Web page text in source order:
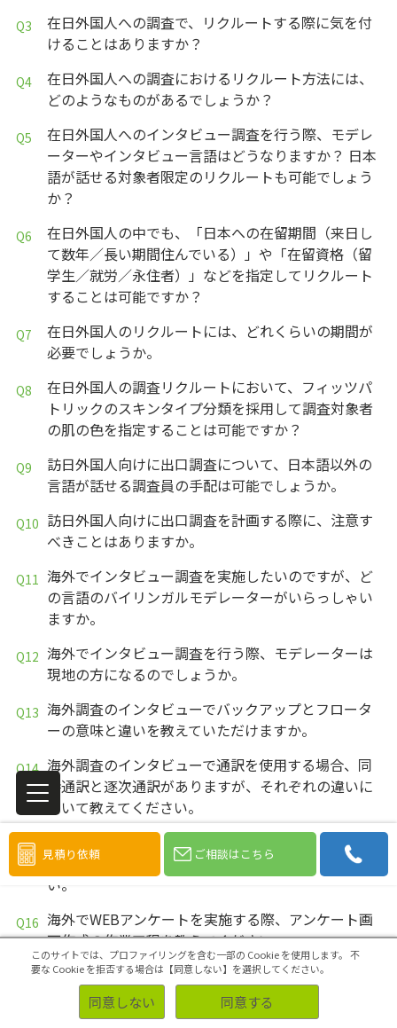
在日外国人への調査で、リクルートする際に気を付
けることはありますか？
在日外国人への調査におけるリクルート方法には、
どのようなものがあるでしょうか？
在日外国人へのインタビュー調査を行う際、モデレ
ーターやインタビュー言語はどうなりますか？ 日本
語が話せる対象者限定のリクルートも可能でしょう
か？
在日外国人の中でも、「日本への在留期間（来日し
て数年／長い期間住んでいる）」や「在留資格（留
学生／就労／永住者）」などを指定してリクルート
することは可能ですか？
在日外国人のリクルートには、どれくらいの期間が
必要でしょうか。
在日外国人の調査リクルートにおいて、フィッツパ
トリックのスキンタイプ分類を採用して調査対象者
の肌の色を指定することは可能ですか？
訪日外国人向けに出口調査について、日本語以外の
言語が話せる調査員の手配は可能でしょうか。
訪日外国人向けに出口調査を計画する際に、注意す
べきことはありますか。
海外でインタビュー調査を実施したいのですが、ど
の言語のバイリンガルモデレーターがいらっしゃい
ますか。
海外でインタビュー調査を行う際、モデレーターは
現地の方になるのでしょうか。
海外調査のインタビューでバックアップとフロータ
ーの意味と違いを教えていただけますか。
海外調査のインタビューで通訳を使用する場合、同
時通訳と逐次通訳がありますが、それぞれの違いに
ついて教えてください。
海外調査として、アジア現地でWEBアンケートを実
施したいのですが、対応可能な国を教えてくださ
い。
海外でWEBアンケートを実施する際、アンケート画
面作成の作業工程を教えてください。
海外での会場調査（CLT）は可能でしょうか。
海外でのホームビジット調査（HV）は可能でしょう
見積り依頼 ご相談はこちら
このサイトでは、プロファイリングを含む一部の Cookie を使用します。 不
要な Cookie を拒否する場合は【同意しない】を選択してください。
同意しない 同意する